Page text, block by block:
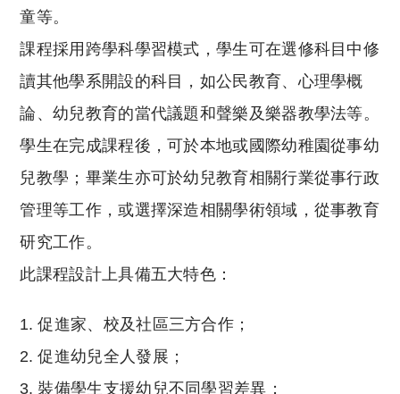
童等。
課程採用跨學科學習模式，學生可在選修科目中修
讀其他學系開設的科目，如公民教育、心理學概
論、幼兒教育的當代議題和聲樂及樂器教學法等。
學生在完成課程後，可於本地或國際幼稚園從事幼
兒教學；畢業生亦可於幼兒教育相關行業從事行政
管理等工作，或選擇深造相關學術領域，從事教育
研究工作。
此課程設計上具備五大特色：
促進家、校及社區三方合作；
促進幼兒全人發展；
裝備學生支援幼兒不同學習差異；